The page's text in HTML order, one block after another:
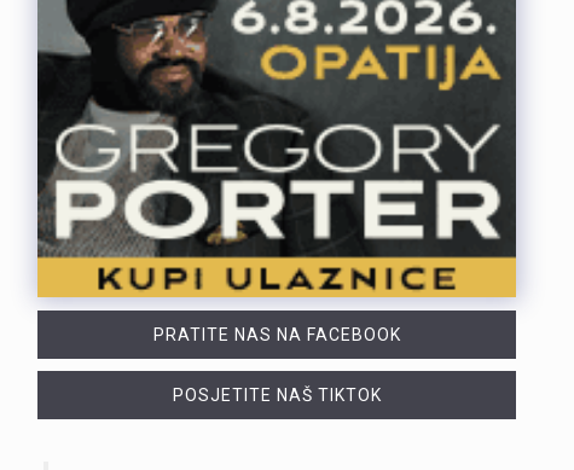
PRATITE NAS NA FACEBOOK
POSJETITE NAŠ TIKTOK